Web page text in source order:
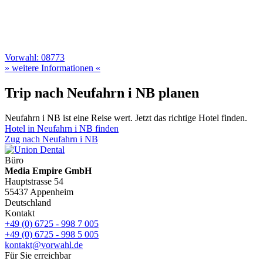
Vorwahl: 08773
» weitere Informationen «
Trip nach Neufahrn i NB planen
Neufahrn i NB ist eine Reise wert. Jetzt das richtige Hotel finden.
Hotel in Neufahrn i NB finden
Zug nach Neufahrn i NB
Büro
Media Empire GmbH
Hauptstrasse 54
55437 Appenheim
Deutschland
Kontakt
+49 (0) 6725 - 998 7 005
+49 (0) 6725 - 998 5 005
kontakt@vorwahl.de
Für Sie erreichbar